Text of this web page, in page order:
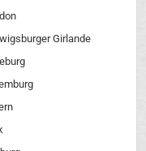
Girlande